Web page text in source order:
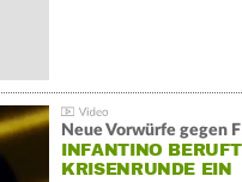
Neue Vorwürfe gegen
INFANTINO BERUFT
KRISENRUNDE EIN